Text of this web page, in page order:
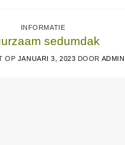
INFORMATIE
sedumdak
OP JANUARI 3, 2023 DOOR ADMIN